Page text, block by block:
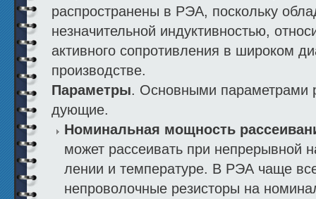
распространены в РЭА, поскольку
незначительной индуктивностью,
активного сопротивления в широком
производстве.
Параметры. Основными параметрами
дующие.
Номинальная мощность
может рассеивать при непрерывной
лении и температуре. В РЭА чаще
непроволочные резисторы на